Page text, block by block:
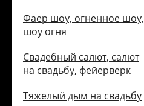
Фаер шоу, огненное шоу,
шоу огня
Свадебный салют, салют
на свадьбу, фейерверк
Тяжелый дым на свадьбу